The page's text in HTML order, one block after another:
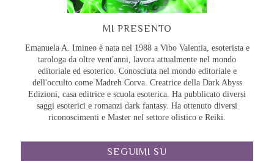
MI PRESENTO
Emanuela A. Imineo è nata nel 1988 a Vibo Valentia, esoterista e
tarologa da oltre vent'anni, lavora attualmente nel mondo
editoriale ed esoterico. Conosciuta nel mondo editoriale e
dell'occulto come Madreh Corva. Creatrice della Dark Abyss
Edizioni, casa editrice e scuola esoterica. Ha pubblicato diversi
saggi esoterici e romanzi dark fantasy. Ha ottenuto diversi
riconoscimenti e Master nel settore olistico e Reiki.
SEGUIMI SU